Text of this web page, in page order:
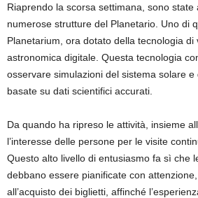
Riaprendo la scorsa settimana, sono state
numerose strutture del Planetario. Uno di
Planetarium, ora dotato della tecnologia di
astronomica digitale. Questa tecnologia
osservare simulazioni del sistema solare
basate su dati scientifici accurati.
Da quando ha ripreso le attività, insieme
l’interesse delle persone per le visite
Questo alto livello di entusiasmo fa sì che
debbano essere pianificate con
all’acquisto dei biglietti, affinché